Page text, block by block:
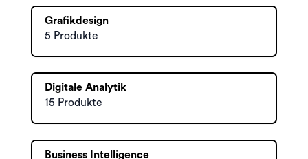
Grafikdesign
5 Produkte
Digitale Analytik
15 Produkte
Business Intelligence